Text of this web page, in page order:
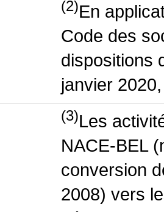
(2)En
Code des
dispositions
janvier
(3)Les
NACE-BEL
conversion
2008) vers